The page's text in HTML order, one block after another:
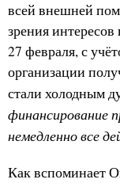
всей внешней
зрения
27 февраля, с
организации
стали холодным
финансирование
немедленно все
Как вспоминает